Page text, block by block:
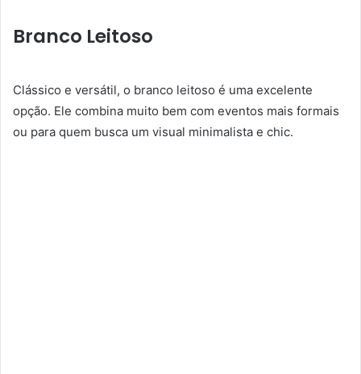
Branco Leitoso
Clássico e versátil, o branco leitoso é uma excelente
opção. Ele combina muito bem com eventos mais formais
ou para quem busca um visual minimalista e chic.